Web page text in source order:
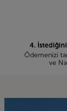
4.
Ödemenizi
ve